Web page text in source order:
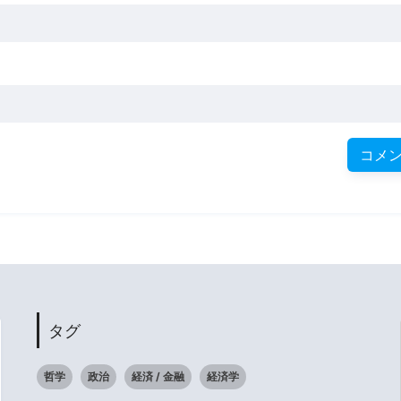
タグ
哲学 政治 経済 / 金融 経済学